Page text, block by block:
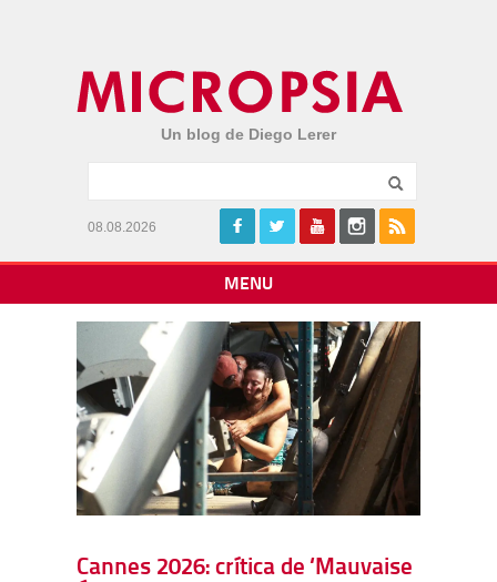
Un blog de Diego Lerer
08.08.2026
MENU
Cannes 2026: crítica de ‘Mauvaise